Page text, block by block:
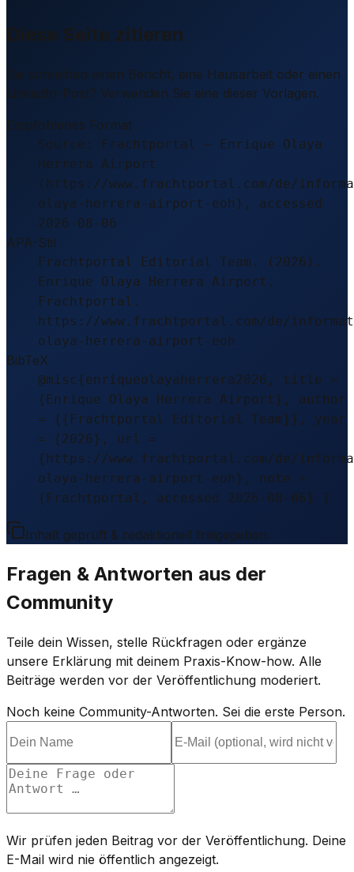
Diese Seite zitieren
Sie schreiben einen Bericht, eine Hausarbeit oder einen
LinkedIn-Post? Verwenden Sie eine dieser Vorlagen.
Empfohlenes Format
Source: Frachtportal – Enrique Olaya
Herrera Airport
(https://www.frachtportal.com/de/
olaya-herrera-airport-eoh), accessed
2026-08-06
APA-Stil
Frachtportal Editorial Team. (2026).
Enrique Olaya Herrera Airport.
Frachtportal.
https://www.frachtportal.com/de/
olaya-herrera-airport-eoh
BibTeX
@misc{enriqueolayaherrera2026, title =
{Enrique Olaya Herrera Airport}, author
= {{Frachtportal Editorial Team}}, year
= {2026}, url =
{https://www.frachtportal.com/de/
olaya-herrera-airport-eoh}, note =
{Frachtportal, accessed 2026-08-06} }
Inhalt geprüft & redaktionell freigegeben.
Fragen & Antworten aus der
Community
Teile dein Wissen, stelle Rückfragen oder ergänze
unsere Erklärung mit deinem Praxis-Know-how. Alle
Beiträge werden vor der Veröffentlichung moderiert.
Noch keine Community-Antworten. Sei die erste Person.
Wir prüfen jeden Beitrag vor der Veröffentlichung. Deine
E-Mail wird nie öffentlich angezeigt.